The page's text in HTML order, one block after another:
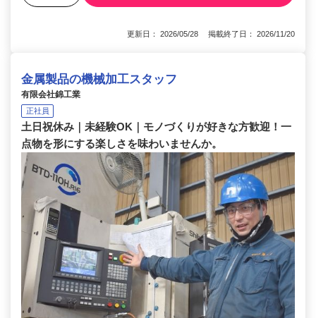
更新日： 2026/05/28 掲載終了日： 2026/11/20
金属製品の機械加工スタッフ
有限会社錦工業
正社員
土日祝休み｜未経験OK｜モノづくりが好きな方歓迎！一
点物を形にする楽しさを味わいませんか。